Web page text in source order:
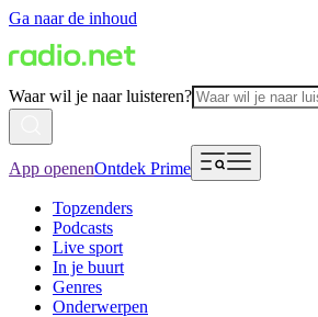
Ga naar de inhoud
Waar wil je naar luisteren?
App openenOntdek Prime
Topzenders
Podcasts
Live sport
In je buurt
Genres
Onderwerpen